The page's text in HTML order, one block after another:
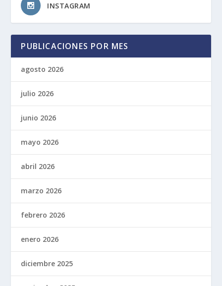
INSTAGRAM
PUBLICACIONES POR MES
agosto 2026
julio 2026
junio 2026
mayo 2026
abril 2026
marzo 2026
febrero 2026
enero 2026
diciembre 2025